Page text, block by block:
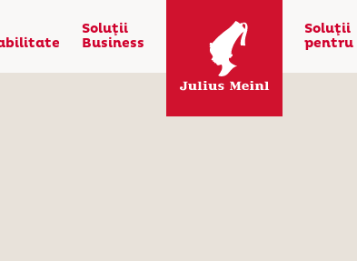
Soluţii
Business
Soluţii
pentru